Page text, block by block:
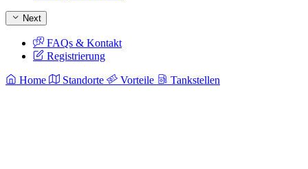
Next
FAQs & Kontakt
Registrierung
Home Standorte Vorteile Tankstellen